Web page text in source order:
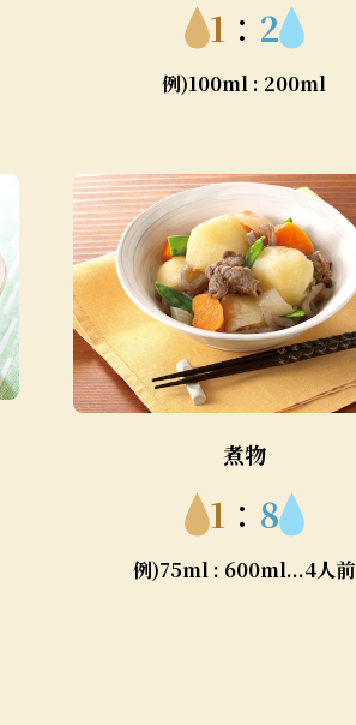
1 ： 2
例)100ml : 200ml
煮物
1 ： 8
例)75ml : 600ml...4人前